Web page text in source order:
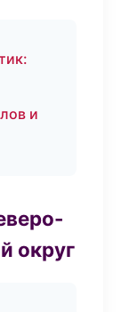
и
округ